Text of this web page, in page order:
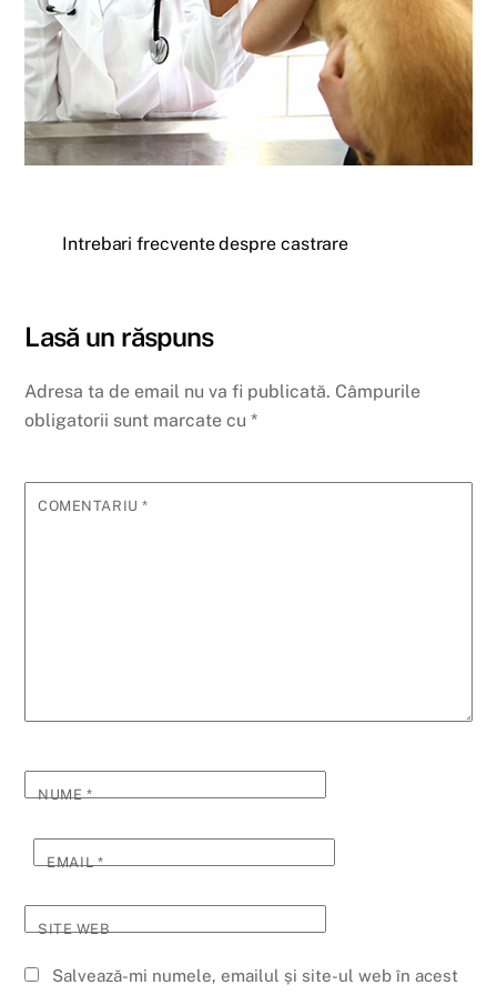
Intrebari frecvente despre castrare
Lasă un răspuns
Adresa ta de email nu va fi publicată. Câmpurile
obligatorii sunt marcate cu*
COMENTARIU*
NUME*
EMAIL*
SITE WEB
Salvează-mi numele, emailul și site-ul web în acest